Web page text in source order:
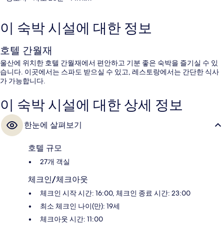
이 숙박 시설에 대한 정보
호텔 간월재
울산에 위치한 호텔 간월재에서 편안하고 기분 좋은 숙박을 즐기실 수 있
습니다. 이곳에서는 스파도 받으실 수 있고, 레스토랑에서는 간단한 식사
가 가능합니다.
이 숙박 시설에 대한 상세 정보
한눈에 살펴보기
호텔 규모
27개 객실
체크인/체크아웃
체크인 시작 시간: 16:00, 체크인 종료 시간: 23:00
최소 체크인 나이(만): 19세
체크아웃 시간: 11:00